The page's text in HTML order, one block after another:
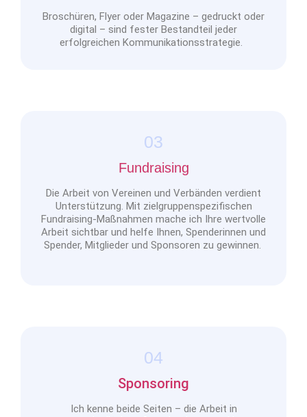
Broschüren, Flyer oder Magazine – gedruckt oder
digital – sind fester Bestandteil jeder
erfolgreichen Kommunikationsstrategie.
03
Fundraising
Die Arbeit von Vereinen und Verbänden verdient
Unterstützung. Mit zielgruppenspezifischen
Fundraising-Maßnahmen mache ich Ihre wertvolle
Arbeit sichtbar und helfe Ihnen, Spenderinnen und
Spender, Mitglieder und Sponsoren zu gewinnen.
04
Sponsoring
Ich kenne beide Seiten – die Arbeit in